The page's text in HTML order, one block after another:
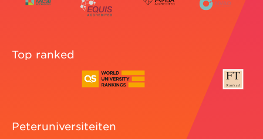
Top ranked
Peteruniversiteiten